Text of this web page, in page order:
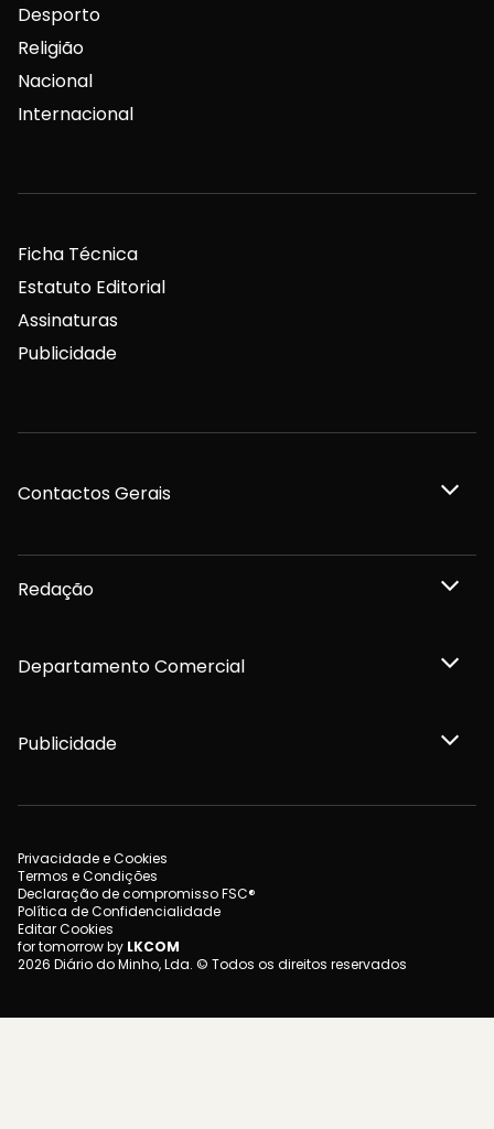
Desporto
Religião
Nacional
Internacional
Ficha Técnica
Estatuto Editorial
Assinaturas
Publicidade
Contactos Gerais
Redação
Departamento Comercial
Publicidade
Privacidade e Cookies
Termos e Condições
Declaração de compromisso FSC®
Política de Confidencialidade
Editar Cookies
for tomorrow by LKCOM
2026 Diário do Minho, Lda. © Todos os direitos reservados